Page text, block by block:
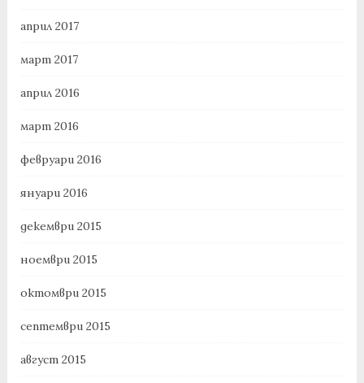
април 2017
март 2017
април 2016
март 2016
февруари 2016
януари 2016
декември 2015
ноември 2015
октомври 2015
септември 2015
август 2015